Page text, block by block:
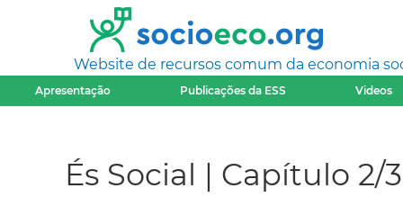
Website de recursos comum da economia
Apresentação Publicações da ESS Videos
És Social | Capítulo